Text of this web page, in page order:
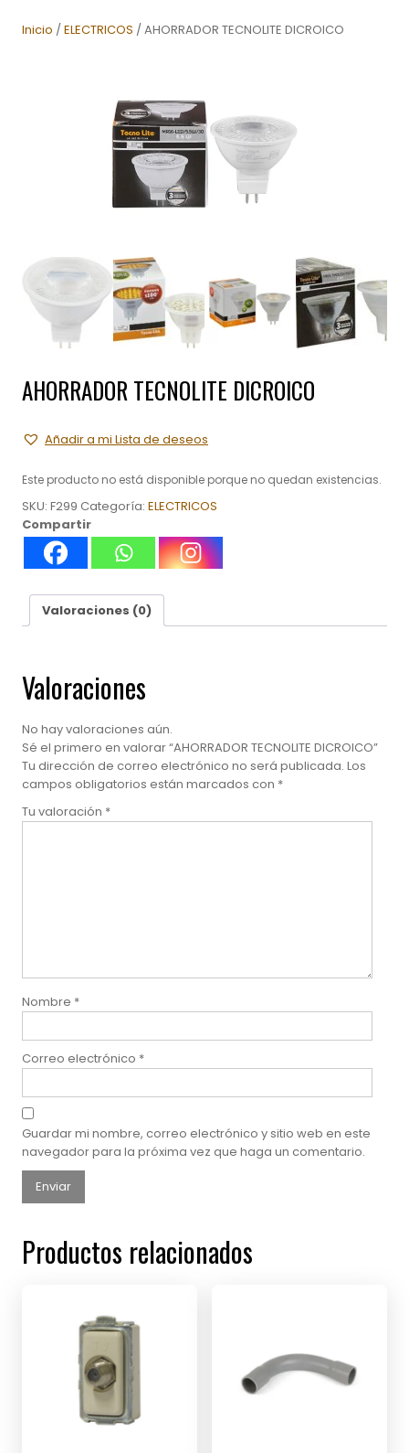
Inicio /ELECTRICOS / AHORRADOR TECNOLITE DICROICO
AHORRADOR TECNOLITE DICROICO
Añadir a mi Lista de deseos
Este producto no está disponible porque no quedan existencias.
SKU: F299 Categoría: ELECTRICOS
Compartir
Valoraciones (0)
Valoraciones
No hay valoraciones aún.
Sé el primero en valorar “AHORRADOR TECNOLITE DICROICO”
Tu dirección de correo electrónico no será publicada. Los
campos obligatorios están marcados con *
Tu valoración *
Nombre *
Correo electrónico *
Guardar mi nombre, correo electrónico y sitio web en este
navegador para la próxima vez que haga un comentario.
Productos relacionados